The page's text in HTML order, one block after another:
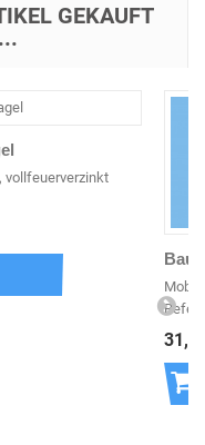
GEKAUFT
vollfeuerverzinkt